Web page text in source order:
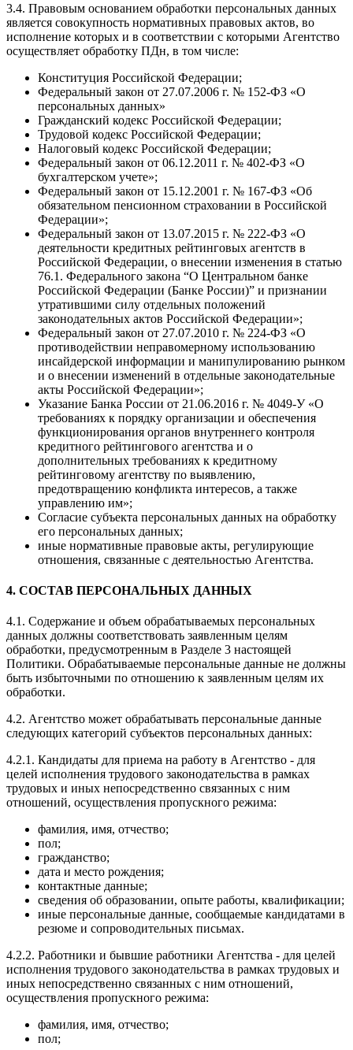
3.4. Правовым основанием обработки персональных данных
является совокупность нормативных правовых актов, во
исполнение которых и в соответствии с которыми Агентство
осуществляет обработку ПДн, в том числе:
Конституция Российской Федерации;
Федеральный закон от 27.07.2006 г. № 152-ФЗ «О
персональных данных»
Гражданский кодекс Российской Федерации;
Трудовой кодекс Российской Федерации;
Налоговый кодекс Российской Федерации;
Федеральный закон от 06.12.2011 г. № 402-ФЗ «О
бухгалтерском учете»;
Федеральный закон от 15.12.2001 г. № 167-ФЗ «Об
обязательном пенсионном страховании в Российской
Федерации»;
Федеральный закон от 13.07.2015 г. № 222-ФЗ «О
деятельности кредитных рейтинговых агентств в
Российской Федерации, о внесении изменения в статью
76.1. Федерального закона “О Центральном банке
Российской Федерации (Банке России)” и признании
утратившими силу отдельных положений
законодательных актов Российской Федерации»;
Федеральный закон от 27.07.2010 г. № 224-ФЗ «О
противодействии неправомерному использованию
инсайдерской информации и манипулированию рынком
и о внесении изменений в отдельные законодательные
акты Российской Федерации»;
Указание Банка России от 21.06.2016 г. № 4049-У «О
требованиях к порядку организации и обеспечения
функционирования органов внутреннего контроля
кредитного рейтингового агентства и о
дополнительных требованиях к кредитному
рейтинговому агентству по выявлению,
предотвращению конфликта интересов, а также
управлению им»;
Согласие субъекта персональных данных на обработку
его персональных данных;
иные нормативные правовые акты, регулирующие
отношения, связанные с деятельностью Агентства.
4. СОСТАВ ПЕРСОНАЛЬНЫХ ДАННЫХ
4.1. Содержание и объем обрабатываемых персональных
данных должны соответствовать заявленным целям
обработки, предусмотренным в Разделе 3 настоящей
Политики. Обрабатываемые персональные данные не должны
быть избыточными по отношению к заявленным целям их
обработки.
4.2. Агентство может обрабатывать персональные данные
следующих категорий субъектов персональных данных:
4.2.1. Кандидаты для приема на работу в Агентство - для
целей исполнения трудового законодательства в рамках
трудовых и иных непосредственно связанных с ним
отношений, осуществления пропускного режима:
фамилия, имя, отчество;
пол;
гражданство;
дата и место рождения;
контактные данные;
сведения об образовании, опыте работы, квалификации;
иные персональные данные, сообщаемые кандидатами в
резюме и сопроводительных письмах.
4.2.2. Работники и бывшие работники Агентства - для целей
исполнения трудового законодательства в рамках трудовых и
иных непосредственно связанных с ним отношений,
осуществления пропускного режима:
фамилия, имя, отчество;
пол;